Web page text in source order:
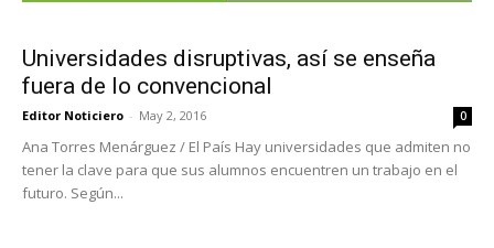
Universidades disruptivas, así se enseña
fuera de lo convencional
Editor Noticiero - May 2, 2016 0
Ana Torres Menárguez / El País Hay universidades que admiten no
tener la clave para que sus alumnos encuentren un trabajo en el
futuro. Según...